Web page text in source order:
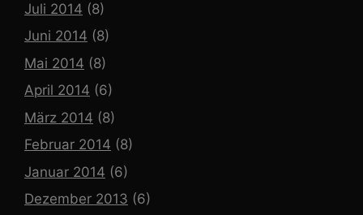
Juli 2014 (8)
Juni 2014 (8)
Mai 2014 (8)
April 2014 (6)
März 2014 (8)
Februar 2014 (8)
Januar 2014 (6)
Dezember 2013 (6)